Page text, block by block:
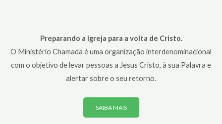
Preparando a igreja para a volta de Cristo.
O Ministério Chamada é uma organização interdenominacional
com o objetivo de levar pessoas a Jesus Cristo, à sua Palavra e
alertar sobre o seu retorno.
SAIBA MAIS